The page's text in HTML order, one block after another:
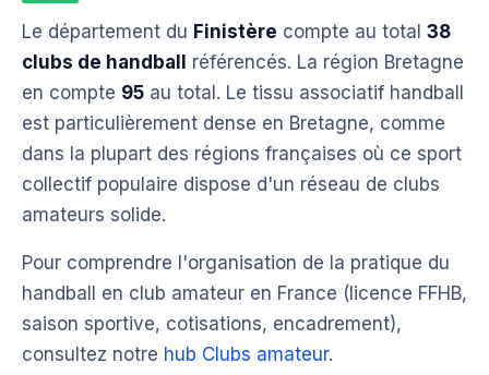
Le département du Finistère compte au total 38
clubs de handball
référencés. La région Bretagne
en compte 95 au total. Le tissu associatif handball
est particulièrement dense en Bretagne, comme
dans la plupart des régions françaises où ce sport
collectif populaire dispose d'un réseau de clubs
amateurs solide.
Pour comprendre l'organisation de la pratique du
handball en club amateur en France (licence FFHB,
saison sportive, cotisations, encadrement),
consultez notre hub Clubs amateur.